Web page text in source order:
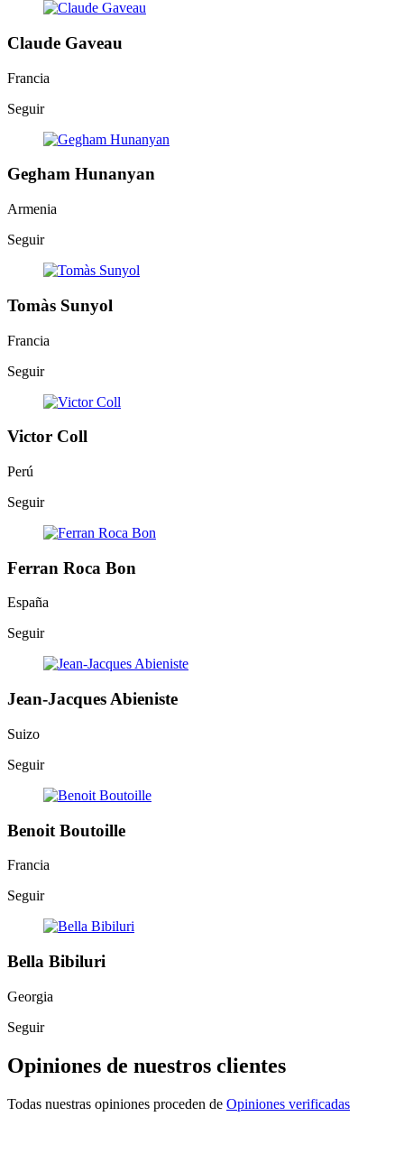
Claude Gaveau
Francia
Seguir
Gegham Hunanyan
Armenia
Seguir
Tomàs Sunyol
Francia
Seguir
Victor Coll
Perú
Seguir
Ferran Roca Bon
España
Seguir
Jean-Jacques Abieniste
Suizo
Seguir
Benoit Boutoille
Francia
Seguir
Bella Bibiluri
Georgia
Seguir
Opiniones de nuestros clientes
Todas nuestras opiniones proceden de Opiniones verificadas